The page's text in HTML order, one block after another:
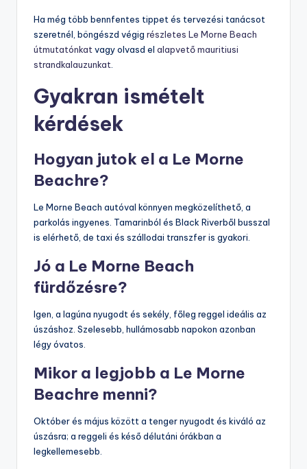
Ha még több bennfentes tippet és tervezési tanácsot
szeretnél, böngészd végig részletes Le Morne Beach
útmutatónkat vagy olvasd el alapvető mauritiusi
strandkalauzunkat
Gyakran ismételt
kérdések
Hogyan jutok el a Le Morne
Beachre?
Le Morne Beach autóval könnyen megközelíthető, a
parkolás ingyenes. Tamarinból és Black Riverből busszal
is elérhető, de taxi és szállodai transzfer is gyakori.
Jó a Le Morne Beach
fürdőzésre?
Igen, a lagúna nyugodt és sekély, főleg reggel ideális az
úszáshoz. Szelesebb, hullámosabb napokon azonban
légy óvatos.
Mikor a legjobb a Le Morne
Beachre menni?
Október és május között a tenger nyugodt és kiváló az
úszásra; a reggeli és késő délutáni órákban a
legkellemesebb.